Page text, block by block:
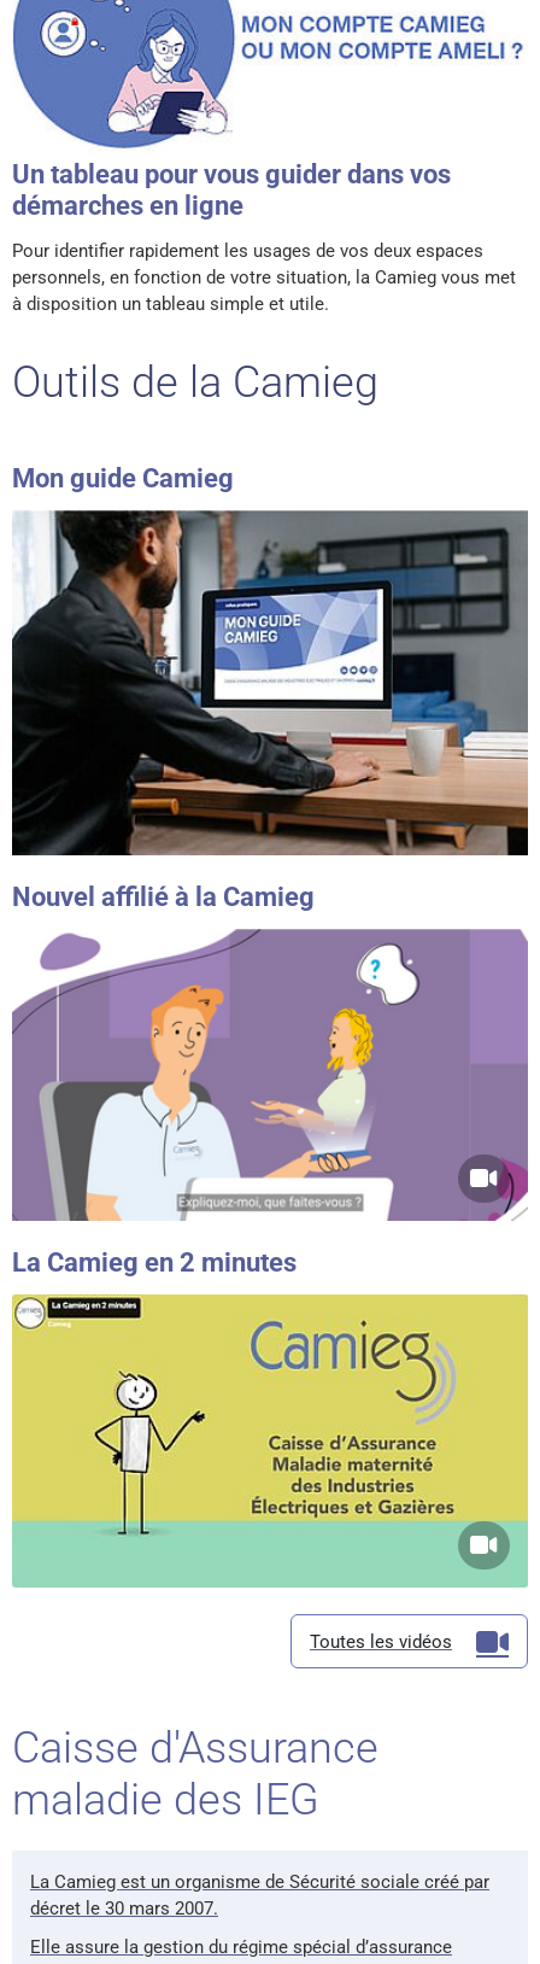
Un tableau pour vous guider dans vos
démarches en ligne
Pour identifier rapidement les usages de vos deux espaces
personnels, en fonction de votre situation, la Camieg vous met
à disposition un tableau simple et utile.
Outils de la Camieg
Mon guide Camieg
Nouvel affilié à la Camieg
La Camieg en 2 minutes
Toutes les vidéos
Caisse d'Assurance
maladie des IEG
La Camieg est un organisme de Sécurité sociale créé par
décret le 30 mars 2007.
Elle assure la gestion du régime spécial d’assurance